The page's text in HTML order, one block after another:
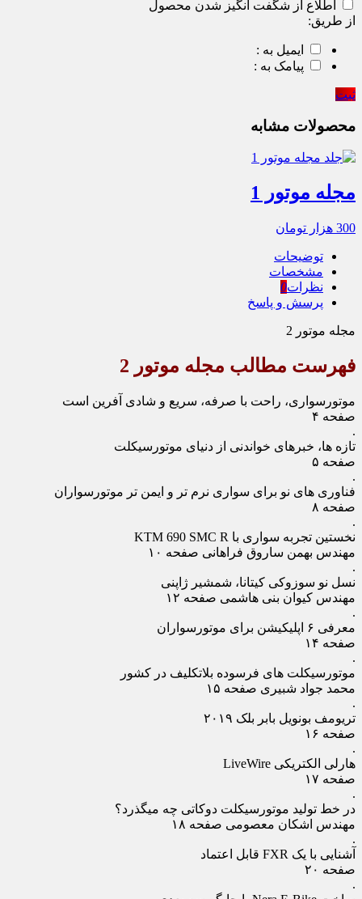
اطلاع از شگفت انگیز شدن محصول
از طریق:
ایمیل به :
پیامک به :
ثبت
محصولات مشابه
مجله موتور 1
300 هزار تومان
توضیحات
مشخصات
نظرات0
پرسش و پاسخ
مجله موتور 2
فهرست مطالب مجله موتور 2
موتورسواری، راحت با صرفه، سریع و شادی ‏آفرین است
صفحه ۴
.
تازه‏ ها، خبرهای خواندنی از دنیای موتورسیکلت
صفحه ۵
.
فناوری‏ های نو برای سواری نرم‏ تر و ایمن‏ تر موتورسواران
صفحه ۸
.
نخستین تجربه سواری با KTM 690 SMC R
مهندس بهمن ساروق فراهانی صفحه ۱۰
.
نسل نو سوزوکی کیتانا، شمشیر ژاپنی
مهندس کیوان بنی هاشمی صفحه ۱۲
.
معرفی ۶ اپلیکیشن برای موتورسواران
صفحه ۱۴
.
موتورسیکلت‏ های فرسوده بلاتکلیف در کشور
محمد جواد شبیری صفحه ۱۵
.
تریومف بونویل بابر بلک ۲۰۱۹
صفحه ۱۶
.
هارلی الکتریکی LiveWire
صفحه ۱۷
.
در خط تولید موتورسیکلت دوکاتی چه می‏گذرد؟
مهندس اشکان معصومی صفحه ۱۸
.
آشنایی با یک FXR قابل اعتماد
صفحه ۲۰
.